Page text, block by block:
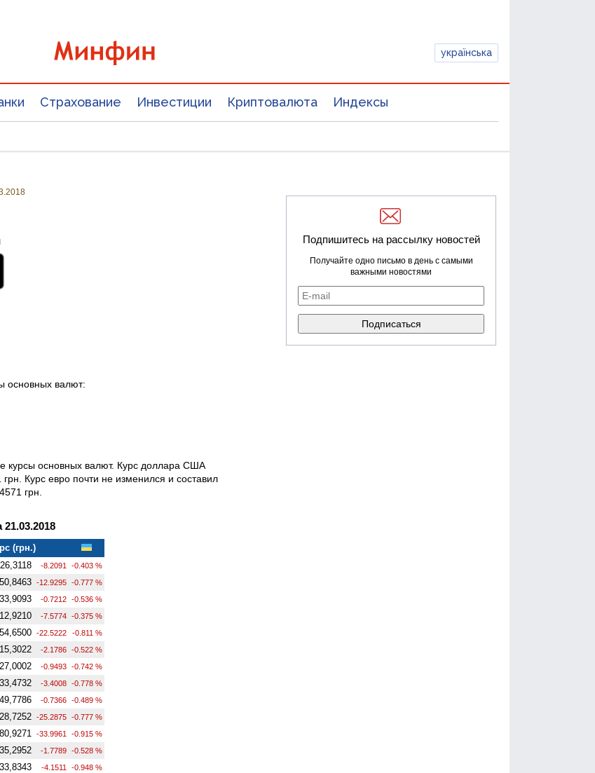
українська
Страхование Инвестиции Криптовалюта Индексы
основных валют:
курсы основных валют. Курс доллара США
Курс евро почти не изменился и составил
грн.
(грн.)
-8.2091 -0.403 %
-12.9295 -0.777 %
-0.7212 -0.536 %
-7.5774 -0.375 %
-22.5222 -0.811 %
-2.1786 -0.522 %
-0.9493 -0.742 %
-3.4008 -0.778 %
-0.7366 -0.489 %
-25.2875 -0.777 %
-33.9961 -0.915 %
-1.7789 -0.528 %
-4.1511 -0.948 %
Подпишитесь на рассылку новостей
Получайте одно письмо в день с самыми
важными новостями